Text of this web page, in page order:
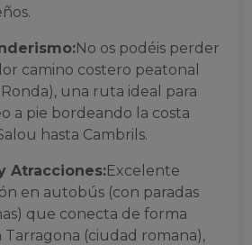
No os podéis perder
camino costero peatonal
una ruta ideal para
a pie bordeando la costa
hasta Cambrils.
Atracciones:Excelente
en autobús (con paradas
que conecta de forma
(ciudad romana),